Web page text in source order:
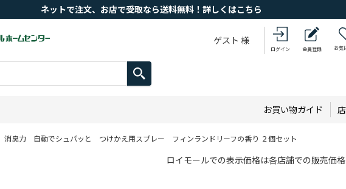
ネットで注文、お店で受取なら送料無料！詳しくはこちら
ゲスト 様
ログイン 会員登録 お気
お買い物ガイド
消臭力 自動でシュパッと つけかえ用スプレー フィンランドリーフの香り ２個セット
ロイモールでの表示価格は各店舗での販売価